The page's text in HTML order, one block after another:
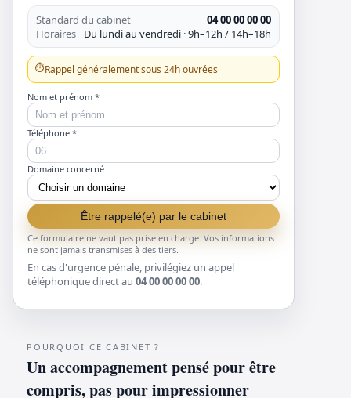
Standard du cabinet
04 00 00 00 00
Horaires
Du lundi au vendredi · 9h–12h / 14h–18h
⏱Rappel généralement sous 24h ouvrées
Nom et prénom *
Téléphone *
Domaine concerné
Être rappelé(e) par le cabinet
Ce formulaire ne vaut pas prise en charge. Vos informations
ne sont jamais transmises à des tiers.
En cas d'urgence pénale, privilégiez un appel
téléphonique direct au 04 00 00 00 00.
POURQUOI CE CABINET ?
Un accompagnement pensé pour être
compris, pas pour impressionner